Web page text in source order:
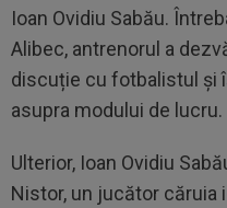
Ioan Ovidiu Sabău.
Alibec, antrenorul a
discuție cu fotbalistul și
asupra modului de lucru.
Ulterior, Ioan Ovidiu
Nistor, un jucător căruia